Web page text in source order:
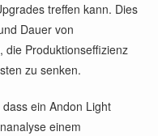
treffen kann. Dies
Dauer von
die Produktionseffizienz
zu senken.
ein Andon Light
einem